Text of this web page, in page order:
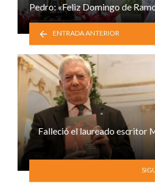
Pedro: «Feliz Domingo de
ENTRADA ANTERIOR
Falleció el laureado escritor